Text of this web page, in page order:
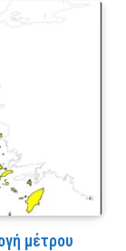
μέτρου